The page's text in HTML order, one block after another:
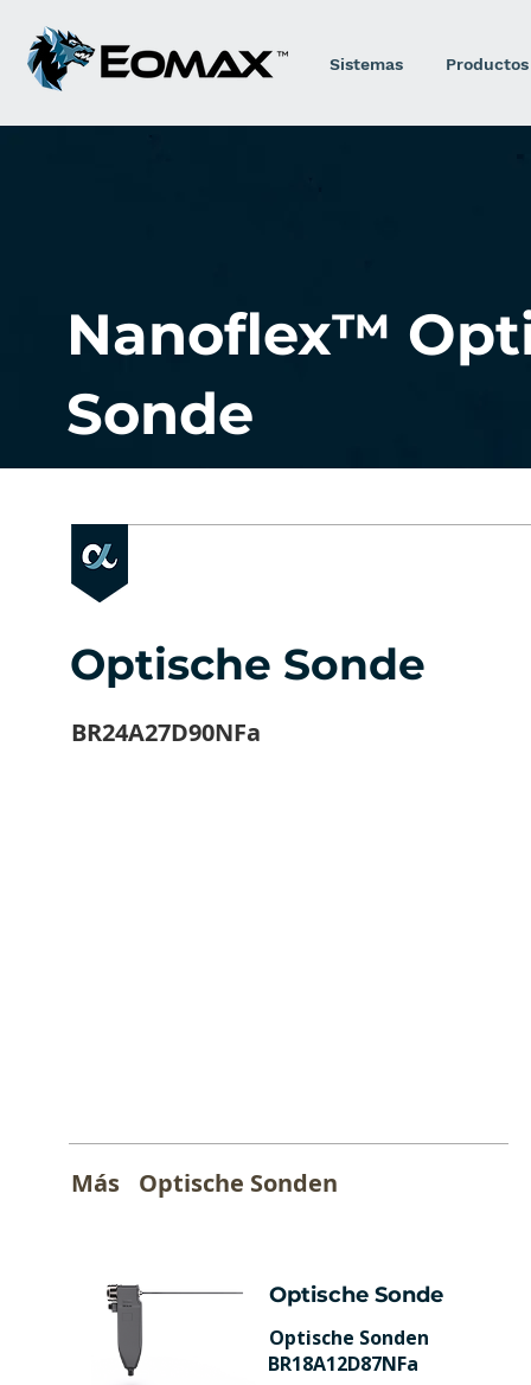
Sistemas Productos
Nanoflex™
Sonde
Optische Sonde
BR24A27D90NFa
Más Optische Sonden
Optische Sonde
Optische Sonden
BR18A12D87NFa